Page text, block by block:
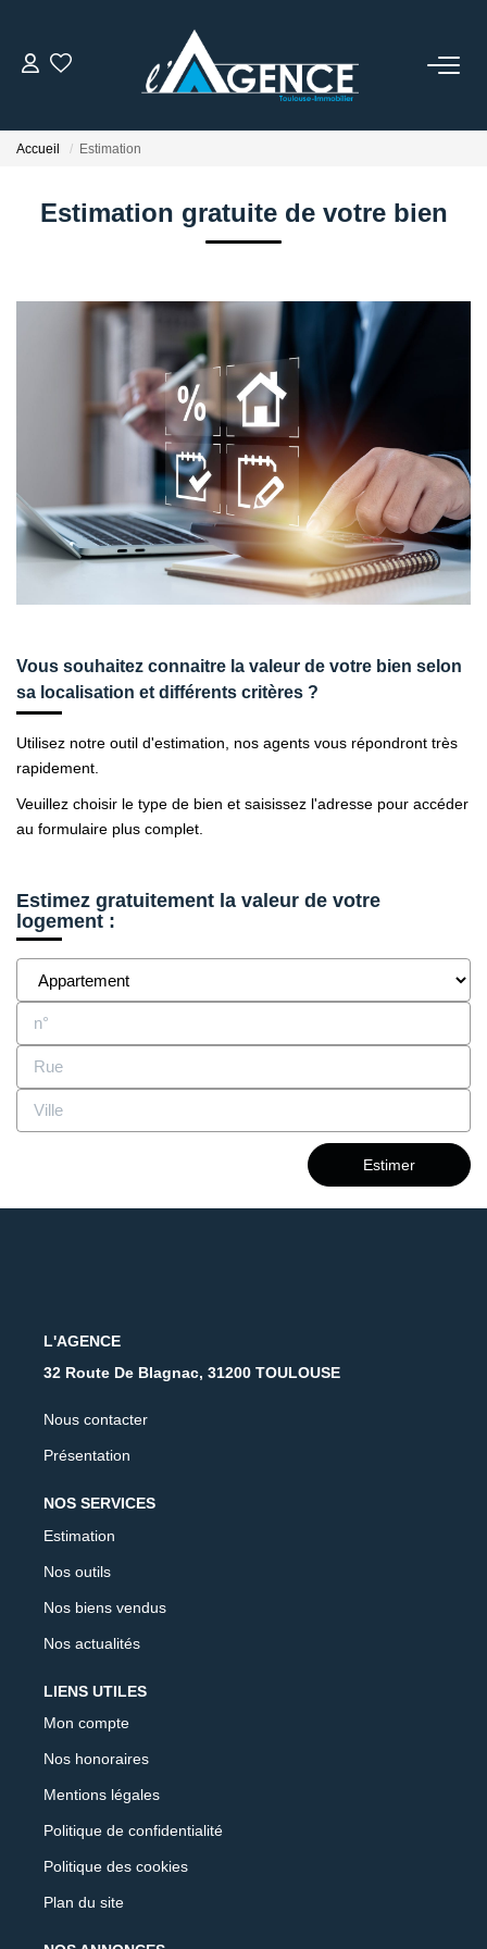
NOS BIENS VENDUS
ESTIMATION
ACTUALITÉS
CONTACT
Accueil Estimation
Estimation gratuite de votre bien
Vous souhaitez connaitre la valeur de votre bien selon
sa localisation et différents critères ?
Utilisez notre outil d'estimation, nos agents vous répondront très
rapidement.
Veuillez choisir le type de bien et saisissez l'adresse pour accéder
au formulaire plus complet.
Estimez gratuitement la valeur de votre
logement :
Estimer
L'AGENCE
32 Route De Blagnac, 31200 TOULOUSE
Nous contacter
Présentation
NOS SERVICES
Estimation
Nos outils
Nos biens vendus
Nos actualités
LIENS UTILES
Mon compte
Nos honoraires
Mentions légales
Politique de confidentialité
Politique des cookies
Plan du site